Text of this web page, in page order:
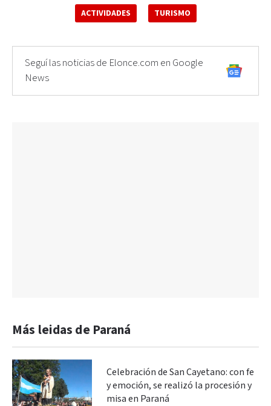
ACTIVIDADES TURISMO
Seguí las noticias de Elonce.com en Google
News
Más leidas de Paraná
Celebración de San Cayetano: con fe
y emoción, se realizó la procesión y
misa en Paraná